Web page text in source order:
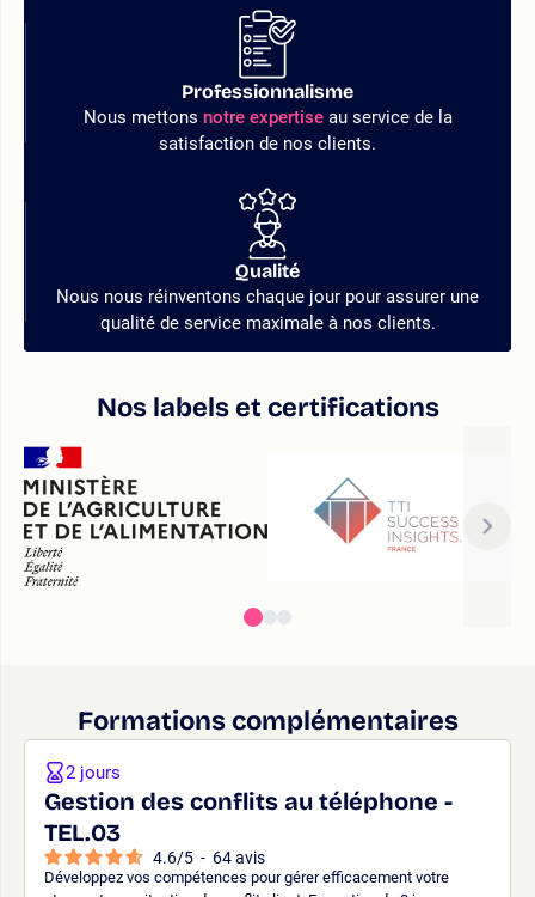
Professionnalisme
Nous mettons notre expertiseau service de la
satisfaction de nos clients.
Qualité
Nous nous réinventons chaque jour pour assurer une
qualité de service maximale à nos clients.
Nos labels et certifications
Formations complémentaires
Gestion des conflits au téléphone -
TEL.03
4.6/5 - 64avis
Développez vos compétences pour gérer efficacement votre
2 jours